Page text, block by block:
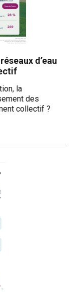
d’eau
la
des
collectif ?